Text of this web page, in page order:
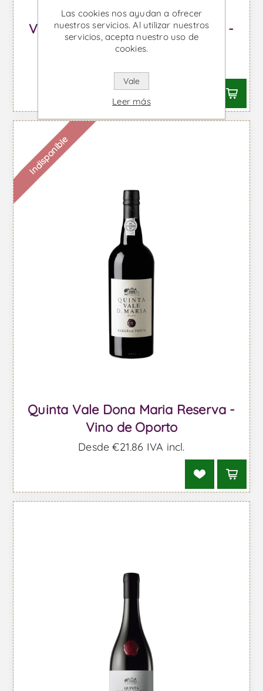
Vale Dona Maria Douro Superior -
Vino Tinto
Indisponible
Quinta Vale Dona Maria Reserva -
Vino de Oporto
Desde €21,86 IVA incl.
Las cookies nos ayudan a ofrecer
nuestros servicios. Al utilizar nuestros
servicios, acepta nuestro uso de
cookies.
Vale
Leer más